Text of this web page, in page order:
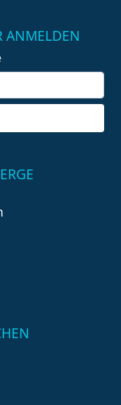
ANMELDEN